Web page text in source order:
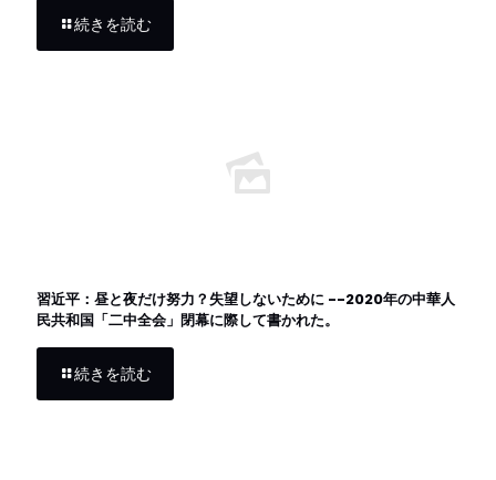
続きを読む
習近平：昼と夜だけ努力？失望しないために --2020年の中華人
民共和国「二中全会」閉幕に際して書かれた。
続きを読む